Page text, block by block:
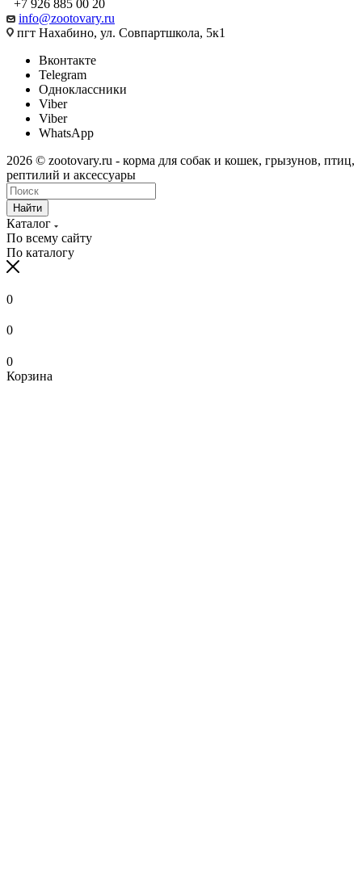
+7 926 885 00 20
info@zootovary.ru
пгт Нахабино, ул. Совпартшкола, 5к1
Вконтакте
Telegram
Одноклассники
Viber
Viber
WhatsApp
2026 © zootovary.ru - корма для собак и кошек, грызунов, птиц,
рептилий и аксессуары
Найти
Каталог
По всему сайту
По каталогу
0
0
0
Корзина